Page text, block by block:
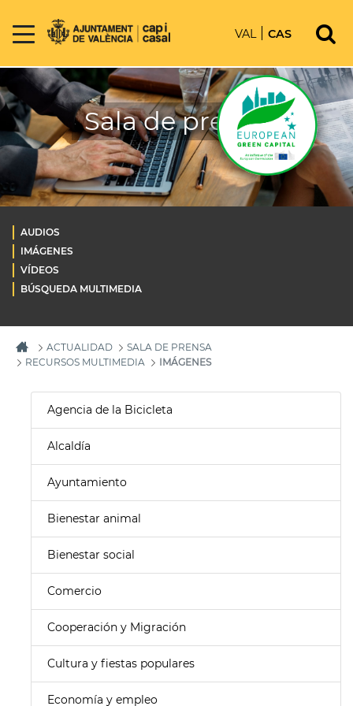
VAL CAS
Sala de prensa
AUDIOS
IMÁGENES
VÍDEOS
BÚSQUEDA MULTIMEDIA
ACTUALIDAD
SALA DE PRENSA
RECURSOS MULTIMEDIA
IMÁGENES
Agencia de la Bicicleta
Alcaldía
Ayuntamiento
Bienestar animal
Bienestar social
Comercio
Cooperación y Migración
Cultura y fiestas populares
Economía y empleo